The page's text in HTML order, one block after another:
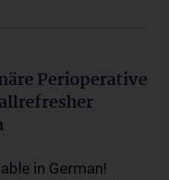
Perioperative
in German!